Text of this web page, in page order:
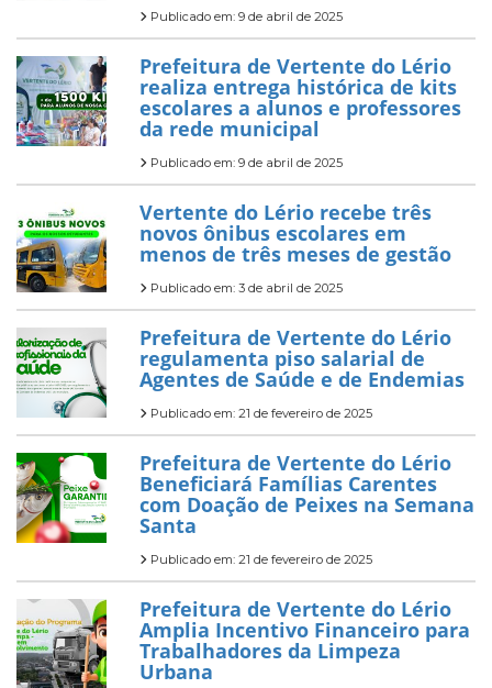
Publicado em: 9 de abril de 2025
Prefeitura de Vertente do Lério
realiza entrega histórica de kits
escolares a alunos e professores
da rede municipal
Publicado em: 9 de abril de 2025
Vertente do Lério recebe três
novos ônibus escolares em
menos de três meses de gestão
Publicado em: 3 de abril de 2025
Prefeitura de Vertente do Lério
regulamenta piso salarial de
Agentes de Saúde e de Endemias
Publicado em: 21 de fevereiro de 2025
Prefeitura de Vertente do Lério
Beneficiará Famílias Carentes
com Doação de Peixes na Semana
Santa
Publicado em: 21 de fevereiro de 2025
Prefeitura de Vertente do Lério
Amplia Incentivo Financeiro para
Trabalhadores da Limpeza
Urbana